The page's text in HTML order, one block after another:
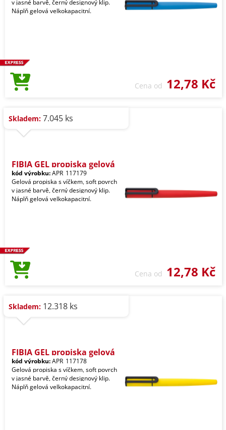
v jasné barvě, černý designový klip.
Náplň gelová velkokapacitní.
Cena od 12,78 Kč
Skladem: 7.045 ks
FIBIA GEL propiska gelová
kód výrobku:APR_117179
Gelová propiska s víčkem, soft povrch
v jasné barvě, černý designový klip.
Náplň gelová velkokapacitní.
Cena od 12,78 Kč
Skladem: 12.318 ks
FIBIA GEL propiska gelová
kód výrobku:APR_117178
Gelová propiska s víčkem, soft povrch
v jasné barvě, černý designový klip.
Náplň gelová velkokapacitní.